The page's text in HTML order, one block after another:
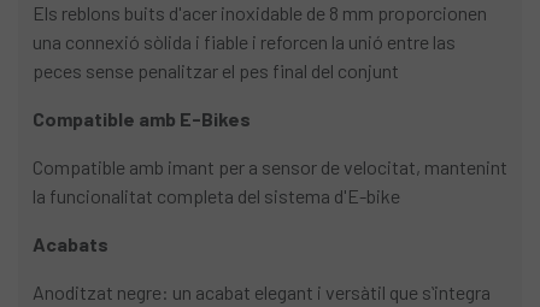
Els reblons buits d'acer inoxidable de 8 mm proporcionen
una connexió sòlida i fiable i reforcen la unió entre las
peces sense penalitzar el pes final del conjunt
Compatible amb E-Bikes
Compatible amb imant per a sensor de velocitat, mantenint
la funcionalitat completa del sistema d'E-bike
Acabats
Anoditzat negre: un acabat elegant i versàtil que sʻintegra